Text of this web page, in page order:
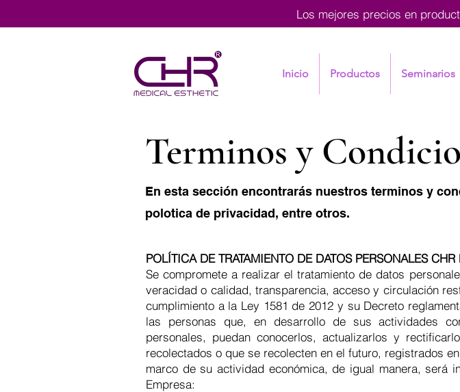
Los mejores precios en
Inicio Productos Seminarios
Terminos y
En esta sección encontrarás nuestros terminos y
polotica de privacidad, entre otros.
POLÍTICA DE TRATAMIENTO DE DATOS PERSONALES
Se compromete a realizar el tratamiento de datos
veracidad o calidad, transparencia, acceso y circulación
cumplimiento a la Ley 1581 de 2012 y su Decreto
las personas que, en desarrollo de sus actividades
personales, puedan conocerlos, actualizarlos y
recolectados o que se recolecten en el futuro, registrados
marco de su actividad económica, de igual manera, será
Empresa: